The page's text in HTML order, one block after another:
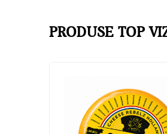
PRODUSE TOP